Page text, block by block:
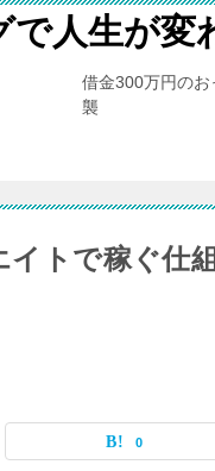
人生が変
借金300万円の
襲
イトで稼ぐ仕
0